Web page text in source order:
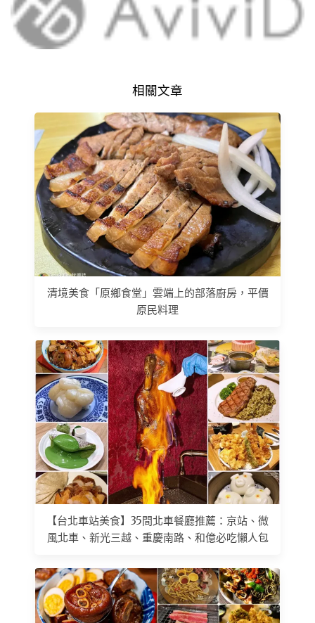
相關文章
清境美食「原鄉食堂」雲端上的部落廚房，平價
原民料理
【台北車站美食】35間北車餐廳推薦：京站、微
風北車、新光三越、重慶南路、和億必吃懶人包